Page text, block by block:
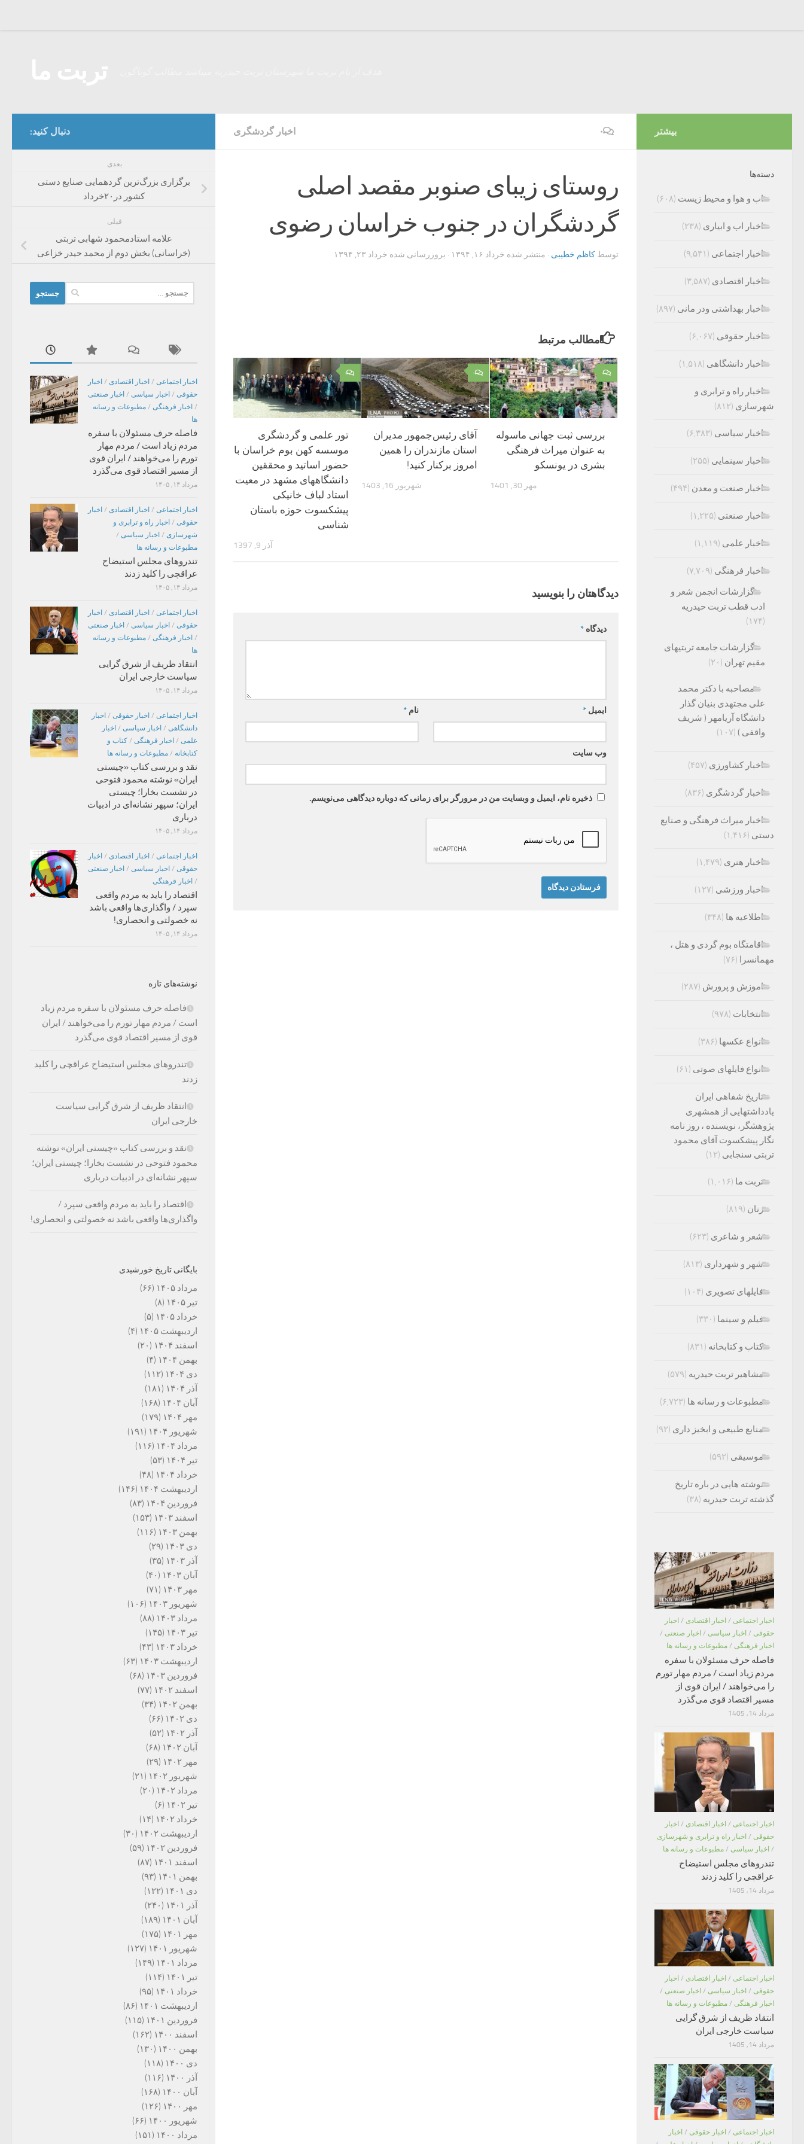
اخبار گردشگری ۰
روستای زیبای صنوبر مقصد اصلی
گردشگران در جنوب خراسان رضوی
توسط کاظم خطیبی · منتشر شده خرداد ۱۶, ۱۳۹۴ · بروزرسانی شده خرداد ۲۳, ۱۳۹۴
مطالب مرتبط
۰
تور علمی و گردشگری
موسسه کهن بوم خراسان با
حضور اساتید و محققین
دانشگاههای مشهد در معیت
استاد لباف خانیکی
پیشکسوت حوزه باستان
شناسی
آذر 9, 1397
۰
آقای رئیس‌جمهور مدیران
استان مازندران را همین
امروز برکنار کنید!
شهریور 16, 1403
۰
بررسی ثبت جهانی ماسوله
به عنوان میراث فرهنگی
بشری در یونسکو
مهر 30, 1401
دیدگاهتان را بنویسید
دیدگاه *
نام* ایمیل *
وب‌ سایت
ذخیره نام، ایمیل و وبسایت من در مرورگر برای زمانی که دوباره دیدگاهی می‌نویسم.
دنبال کنید:
بعدی
برگزاری بزرگ‌ترین گردهمایی صنایع دستی
کشور در۲۰خرداد
قبلی
علامه استادمحمود شهابی تربتی
(خراسانی) بخش دوم از محمد حیدر خزاعی
برای:
اخبار اجتماعی / اخبار اقتصادی / اخبار
حقوقی / اخبار سیاسی / اخبار صنعتی
/ اخبار فرهنگی / مطبوعات و رسانه
ها
فاصله حرف مسئولان با سفره
مردم زیاد است / مردم مهار
تورم را می‌خواهند / ایران قوی
از مسیر اقتصاد قوی می‌گذرد
مرداد ۱۴, ۱۴۰۵
اخبار اجتماعی / اخبار اقتصادی / اخبار
حقوقی / اخبار راه و ترابری و
شهرسازی / اخبار سیاسی /
مطبوعات و رسانه ها
تندروهای مجلس استیضاح
عراقچی را کلید زدند
مرداد ۱۴, ۱۴۰۵
اخبار اجتماعی / اخبار اقتصادی / اخبار
حقوقی / اخبار سیاسی / اخبار صنعتی
/ اخبار فرهنگی / مطبوعات و رسانه
ها
انتقاد ظریف از شرق گرایی
سیاست خارجی ایران
مرداد ۱۴, ۱۴۰۵
اخبار اجتماعی / اخبار حقوقی / اخبار
دانشگاهی / اخبار سیاسی / اخبار
علمی / اخبار فرهنگی / کتاب و
کتابخانه / مطبوعات و رسانه ها
نقد و بررسی کتاب «چیستی
ایران» نوشته محمود فتوحی
در نشست بخارا؛ چیستی
ایران؛ سپهر نشانه‌ای در ادبیات
درباری
مرداد ۱۴, ۱۴۰۵
اخبار اجتماعی / اخبار اقتصادی / اخبار
حقوقی / اخبار سیاسی / اخبار صنعتی
/ اخبار فرهنگی
اقتصاد را باید به مردم واقعی
سپرد / واگذاری‌ها واقعی باشد
نه خصولتی و انحصاری!
مرداد ۱۴, ۱۴۰۵
نوشته‌های تازه
فاصله حرف مسئولان با سفره مردم زیاد
است / مردم مهار تورم را می‌خواهند / ایران
قوی از مسیر اقتصاد قوی می‌گذرد
تندروهای مجلس استیضاح عراقچی را کلید
زدند
انتقاد ظریف از شرق گرایی سیاست
خارجی ایران
نقد و بررسی کتاب «چیستی ایران» نوشته
محمود فتوحی در نشست بخارا؛ چیستی ایران؛
سپهر نشانه‌ای در ادبیات درباری
اقتصاد را باید به مردم واقعی سپرد /
واگذاری‌ها واقعی باشد نه خصولتی و انحصاری!
بایگانی تاریخ خورشیدی
مرداد ۱۴۰۵
(۶۶)
تیر ۱۴۰۵
(۸)
خرداد ۱۴۰۵
(۵)
اردیبهشت ۱۴۰۵
(۴)
اسفند ۱۴۰۴
(۲۰)
بهمن ۱۴۰۴
(۴)
دی ۱۴۰۴
(۱۱۲)
آذر ۱۴۰۴
(۱۸۱)
آبان ۱۴۰۴
(۱۶۸)
مهر ۱۴۰۴
(۱۷۹)
شهریور ۱۴۰۴
(۱۹۱)
مرداد ۱۴۰۴
(۱۱۶)
تیر ۱۴۰۴
(۵۳)
خرداد ۱۴۰۴
(۴۸)
اردیبهشت ۱۴۰۴
(۱۴۶)
فروردین ۱۴۰۴
(۸۳)
اسفند ۱۴۰۳
(۱۵۳)
بهمن ۱۴۰۳
(۱۱۶)
دی ۱۴۰۳
(۲۹)
آذر ۱۴۰۳
(۳۵)
آبان ۱۴۰۳
(۴۰)
مهر ۱۴۰۳
(۷۱)
شهریور ۱۴۰۳
(۱۰۶)
مرداد ۱۴۰۳
(۸۸)
تیر ۱۴۰۳
(۱۴۵)
خرداد ۱۴۰۳
(۴۳)
اردیبهشت ۱۴۰۳
(۶۳)
فروردین ۱۴۰۳
(۶۸)
اسفند ۱۴۰۲
(۷۷)
بهمن ۱۴۰۲
(۳۴)
دی ۱۴۰۲
(۶۶)
آذر ۱۴۰۲
(۵۲)
آبان ۱۴۰۲
(۶۸)
مهر ۱۴۰۲
(۲۹)
شهریور ۱۴۰۲
(۲۱)
مرداد ۱۴۰۲
(۲۰)
تیر ۱۴۰۲
(۶)
خرداد ۱۴۰۲
(۱۴)
اردیبهشت ۱۴۰۲
(۳۰)
فروردین ۱۴۰۲
(۵۹)
اسفند ۱۴۰۱
(۸۷)
بهمن ۱۴۰۱
(۹۳)
دی ۱۴۰۱
(۱۲۲)
آذر ۱۴۰۱
(۲۴۰)
آبان ۱۴۰۱
(۱۸۹)
مهر ۱۴۰۱
(۱۷۵)
شهریور ۱۴۰۱
(۱۲۷)
مرداد ۱۴۰۱
(۱۴۹)
تیر ۱۴۰۱
(۱۱۴)
خرداد ۱۴۰۱
(۹۵)
اردیبهشت ۱۴۰۱
(۸۶)
فروردین ۱۴۰۱
(۱۱۵)
اسفند ۱۴۰۰
(۱۶۲)
بهمن ۱۴۰۰
(۱۳۰)
دی ۱۴۰۰
(۱۱۸)
آذر ۱۴۰۰
(۱۱۶)
آبان ۱۴۰۰
(۱۶۸)
مهر ۱۴۰۰
(۱۲۶)
شهریور ۱۴۰۰
(۶۶)
مرداد ۱۴۰۰
(۱۵۱)
بیشتر
دسته‌ها
اب و هوا و محیط زیست (۶۰۸)
اخبار اب و ابیاری (۲۳۸)
اخبار اجتماعی (۹,۵۴۱)
اخبار اقتصادی (۳,۵۸۷)
اخبار بهداشتی ودر مانی (۸۹۷)
اخبار حقوقی (۶,۰۶۷)
اخبار دانشگاهی (۱,۵۱۸)
اخبار راه و ترابری و
شهرسازی (۸۱۲)
اخبار سیاسی (۶,۳۸۳)
اخبار سینمایی (۲۵۵)
اخبار صنعت و معدن (۴۹۴)
اخبار صنعتی (۱,۲۲۵)
اخبار علمی (۱,۱۱۹)
اخبار فرهنگی (۷,۷۰۹)
گزارشات انجمن شعر و
ادب قطب تربت حیدریه
(۱۷۴)
گزارشات جامعه تربتیهای
مقیم تهران (۲۰)
مصاحبه با دکتر محمد
علی مجتهدی بنیان گذار
دانشگاه آریامهر ( شریف
واقفی ) (۱۰۷)
اخبار کشاورزی (۴۵۷)
اخبار گردشگری (۸۳۶)
اخبار میراث فرهنگی و صنایع
دستی (۱,۴۱۶)
اخبار هنری (۱,۴۷۹)
اخبار ورزشی (۱۲۷)
اطلاعیه ها (۳۴۸)
اقامتگاه بوم گردی و هتل ،
مهمانسرا (۷۶)
اموزش و پرورش (۲۸۷)
انتخابات (۹۷۸)
انواع عکسها (۳۸۶)
انواع فایلهای صوتی (۶۱)
تاریخ شفاهی ایران
یادداشتهایی از همشهری
پژوهشگر، نویسنده ، روز نامه
نگار پیشکسوت آقای محمود
تربتی سنجابی (۱۲)
تربت ما (۱,۰۱۶)
زنان (۸۱۹)
شعر و شاعری (۶۲۳)
شهر و شهرداری (۸۱۳)
فایلهای تصویری (۱۰۴)
فیلم و سینما (۳۳۰)
کتاب و کتابخانه (۸۳۱)
مشاهیر تربت حیدریه (۵۷۹)
مطبوعات و رسانه ها (۶,۷۲۳)
منابع طبیعی و ابخیز داری (۹۲)
موسیقی (۵۹۲)
نوشته هایی در باره تاریخ
گذشته تربت حیدریه (۳۸)
اخبار اجتماعی / اخبار اقتصادی / اخبار
حقوقی / اخبار سیاسی / اخبار صنعتی /
اخبار فرهنگی / مطبوعات و رسانه ها
فاصله حرف مسئولان با سفره
مردم زیاد است / مردم مهار تورم
را می‌خواهند / ایران قوی از
مسیر اقتصاد قوی می‌گذرد
مرداد 14, 1405
اخبار اجتماعی / اخبار اقتصادی / اخبار
حقوقی / اخبار راه و ترابری و شهرسازی
/ اخبار سیاسی / مطبوعات و رسانه ها
تندروهای مجلس استیضاح
عراقچی را کلید زدند
مرداد 14, 1405
اخبار اجتماعی / اخبار اقتصادی / اخبار
حقوقی / اخبار سیاسی / اخبار صنعتی /
اخبار فرهنگی / مطبوعات و رسانه ها
انتقاد ظریف از شرق گرایی
سیاست خارجی ایران
مرداد 14, 1405
اخبار اجتماعی / اخبار حقوقی / اخبار